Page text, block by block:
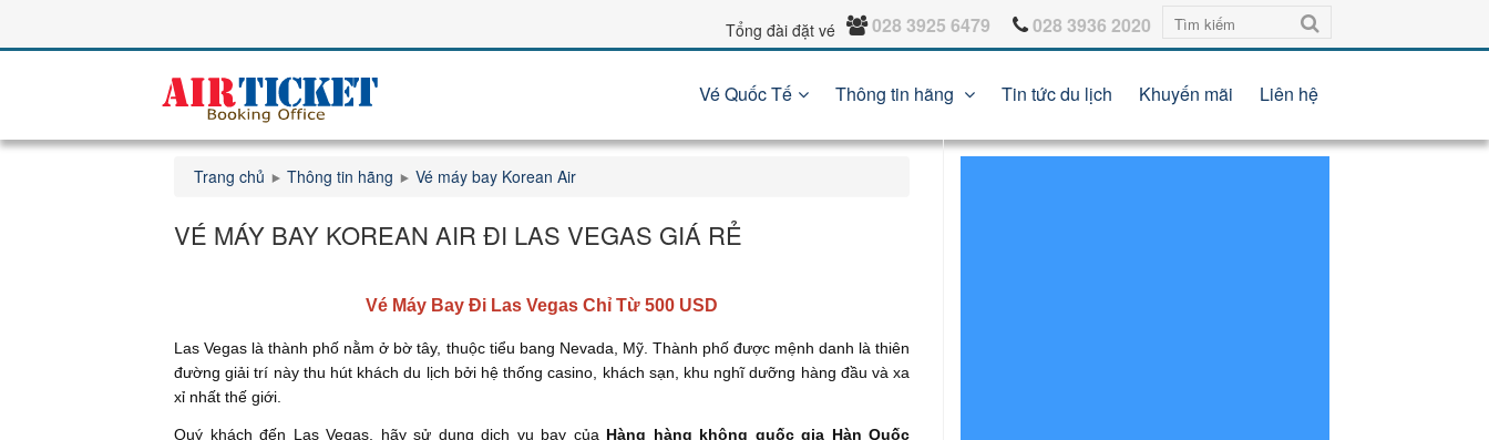
Tổng đài đặt vé 028 3925 6479 028 3936 2020
Vé Quốc Tế Thông tin hãng Tin tức du lịch Khuyến mãi Liên hệ
Trang chủ Thông tin hãng Vé máy bay Korean Air
VÉ MÁY BAY KOREAN AIR ĐI LAS VEGAS GIÁ RẺ
Vé Máy Bay Đi Las Vegas Chỉ Từ 500 USD
Las Vegas là thành phố nằm ở bờ tây, thuộc tiểu bang Nevada, Mỹ. Thành phố được mệnh danh là thiên
đường giải trí này thu hút khách du lịch bởi hệ thống casino, khách sạn, khu nghĩ dưỡng hàng đầu và xa
xỉ nhất thế giới.
Quý khách đến Las Vegas, hãy sử dụng dịch vụ bay của Hàng hàng không quốc gia Hàn Quốc